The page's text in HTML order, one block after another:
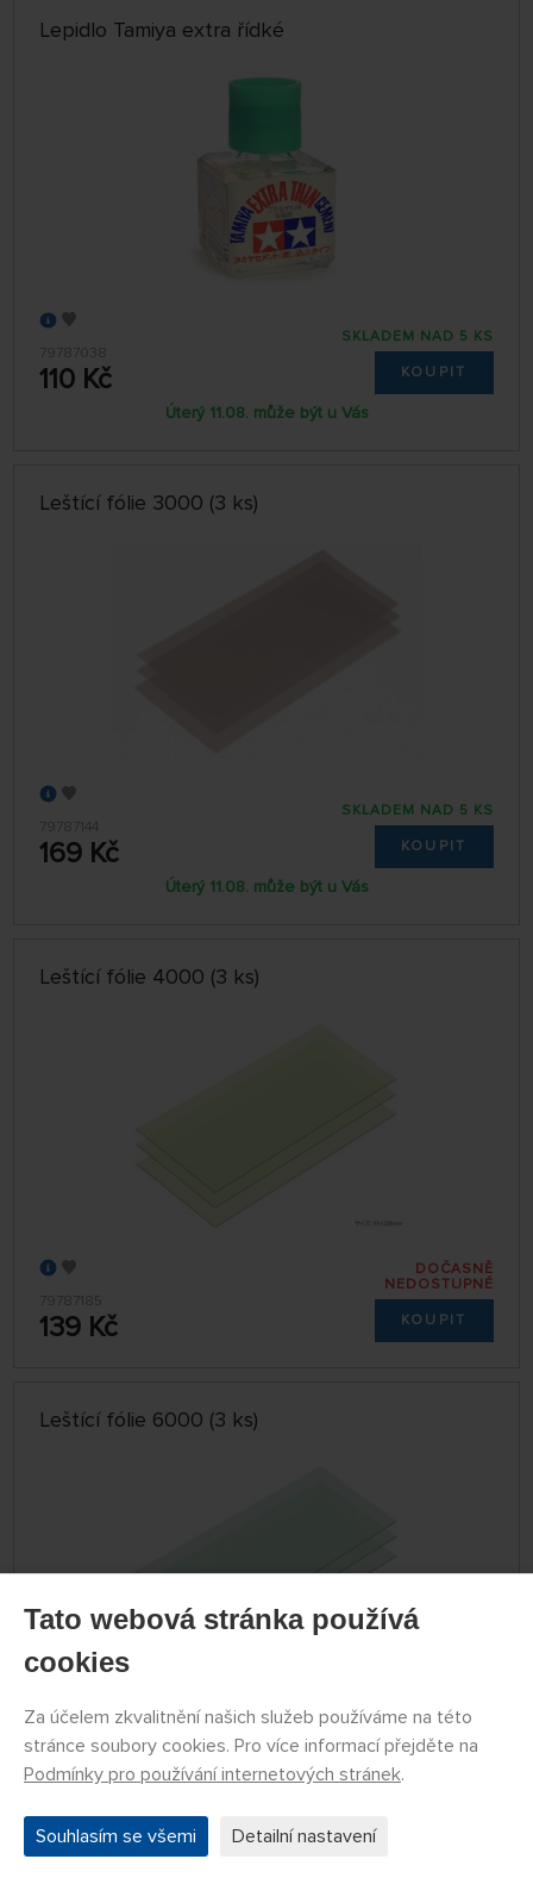
Lepidlo Tamiya extra řídké
79787038
110 Kč
SKLADEM NAD 5 KS
KOUPIT
Úterý 11.08. může být u Vás
Leštící fólie 3000 (3 ks)
79787144
169 Kč
SKLADEM NAD 5 KS
KOUPIT
Úterý 11.08. může být u Vás
Leštící fólie 4000 (3 ks)
79787185
139 Kč
DOČASNĚ
NEDOSTUPNÉ
KOUPIT
Leštící fólie 6000 (3 ks)
79787186
139 Kč
DOČASNĚ
NEDOSTUPNÉ
Leštící fólie 8000 (3 ks)
Tato webová stránka používá
cookies
Za účelem zkvalitnění našich služeb používáme na této
stránce soubory cookies. Pro více informací přejděte na
Podmínky pro používání internetových stránek.
Souhlasím se všemi Detailní nastavení